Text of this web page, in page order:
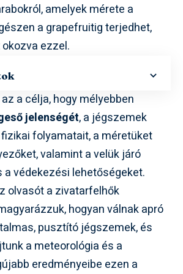
amelyek mérete a
a grapefruitig terjedhet,
ezzel.
a célja, hogy mélyebben
jelenségét, a jégszemek
folyamatait, a méretüket
valamint a velük járó
védekezési lehetőségeket.
olvasót a zivatarfelhők
hogyan válnak apró
pusztító jégszemek, és
a meteorológia és a
eredményeibe ezen a